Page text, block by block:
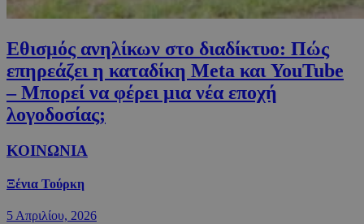
Εθισμός ανηλίκων στο διαδίκτυο: Πώς
επηρεάζει η καταδίκη Meta και YouTube
– Μπορεί να φέρει μια νέα εποχή
λογοδοσίας;
ΚΟΙΝΩΝΙΑ
Ξένια Τούρκη
5 Απριλίου, 2026